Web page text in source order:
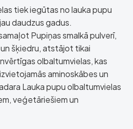
tiek iegūtas no lauka pupu
daudzus gadus.
Pupiņas smalkā pulverī,
šķiedru, atstājot tikai
olbaltumvielas, kas
aminoskābes un
Lauka pupu olbaltumvielas
veģetāriešiem un